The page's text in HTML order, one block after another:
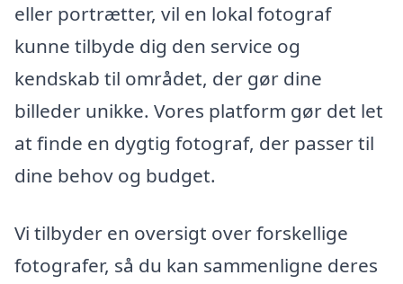
eller portrætter, vil en lokal fotograf
kunne tilbyde dig den service og
kendskab til området, der gør dine
billeder unikke. Vores platform gør det let
at finde en dygtig fotograf, der passer til
dine behov og budget.
Vi tilbyder en oversigt over forskellige
fotografer, så du kan sammenligne deres